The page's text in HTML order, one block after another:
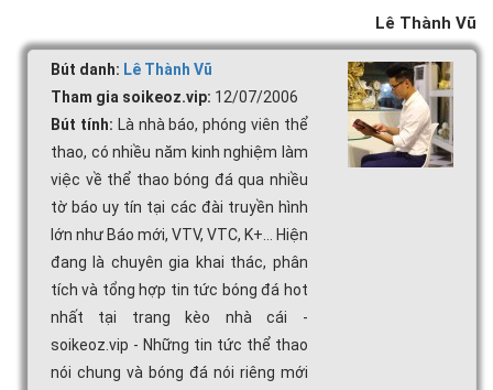
Lê Thành Vũ
Bút danh: Lê Thành Vũ
Tham gia soikeoz.vip: 12/07/2006
Bút tính: Là nhà báo, phóng viên thể
thao, có nhiều năm kinh nghiệm làm
việc về thể thao bóng đá qua nhiều
tờ báo uy tín tại các đài truyền hình
lớn như Báo mới, VTV, VTC, K+... Hiện
đang là chuyên gia khai thác, phân
tích và tổng hợp tin tức bóng đá hot
nhất tại trang kèo nhà cái -
soikeoz.vip - Những tin tức thể thao
nói chung và bóng đá nói riêng mới